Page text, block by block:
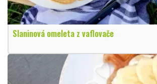
Slaninová omeleta z vaflovače